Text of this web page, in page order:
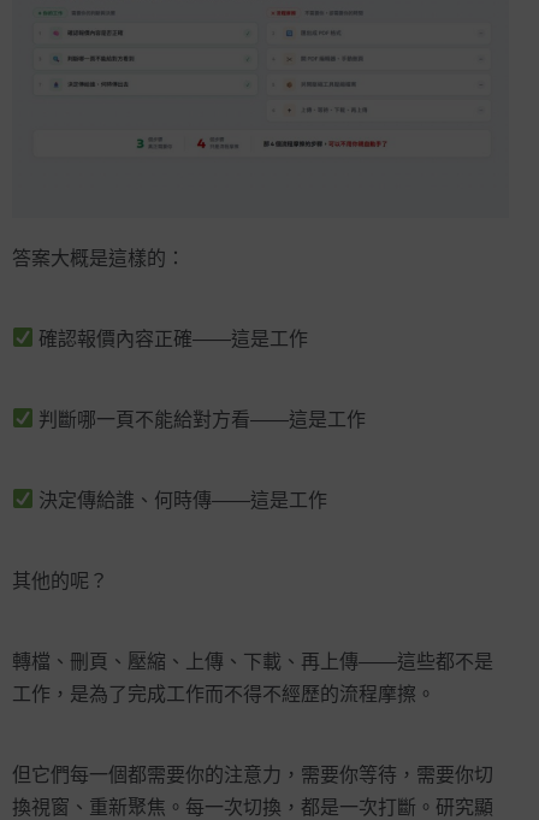
答案大概是這樣的：
確認報價內容正確——這是工作
判斷哪一頁不能給對方看——這是工作
決定傳給誰、何時傳——這是工作
其他的呢？
轉檔、刪頁、壓縮、上傳、下載、再上傳——這些都不是
工作，是為了完成工作而不得不經歷的流程摩擦。
但它們每一個都需要你的注意力，需要你等待，需要你切
換視窗、重新聚焦。每一次切換，都是一次打斷。研究顯